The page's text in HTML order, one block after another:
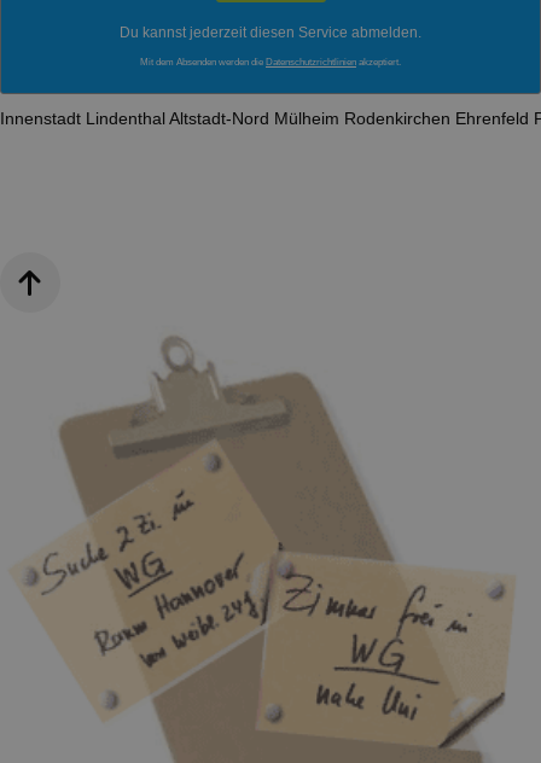
Du kannst jederzeit diesen Service abmelden.
Mit dem Absenden werden die Datenschutzrichtlinien akzeptiert.
Innenstadt Lindenthal Altstadt-Nord Mülheim Rodenkirchen Ehrenfeld